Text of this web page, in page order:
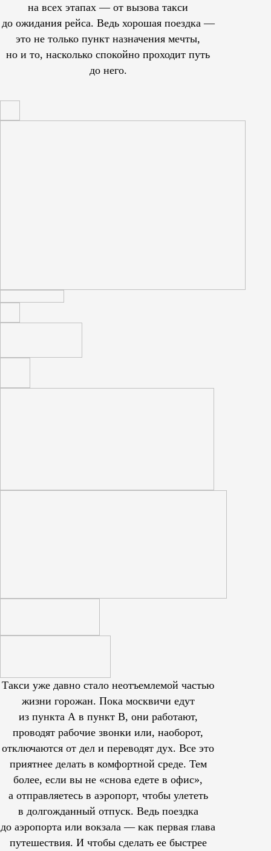
на всех этапах — от вызова такси
до ожидания рейса. Ведь хорошая поездка —
это не только пункт назначения мечты,
но и то, насколько спокойно проходит путь
до него.
Такси уже давно стало неотъемлемой частью
жизни горожан. Пока москвичи едут
из пункта А в пункт В, они работают,
проводят рабочие звонки или, наоборот,
отключаются от дел и переводят дух. Все это
приятнее делать в комфортной среде. Тем
более, если вы не «снова едете в офис»,
а отправляетесь в аэропорт, чтобы улететь
в долгожданный отпуск. Ведь поездка
до аэропорта или вокзала — как первая глава
путешествия. И чтобы сделать ее быстрее